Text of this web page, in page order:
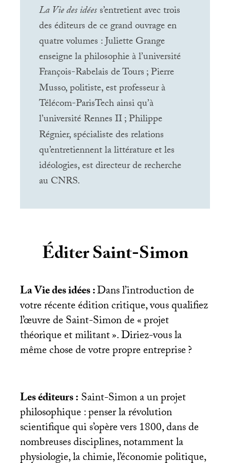
La Vie des idéess’entretient avec trois
des éditeurs de ce grand ouvrage en
quatre volumes : Juliette Grange
enseigne la philosophie à l’université
François-Rabelais de Tours; Pierre
Musso, politiste, est professeur à
Télécom-ParisTech ainsi qu’à
l’université RennesII; Philippe
Régnier, spécialiste des relations
qu’entretiennent la littérature et les
idéologies, est directeur de recherche
au CNRS.
Éditer Saint-Simon
La Vie des idées :Dans l’introduction de
votre récente édition critique, vous qualifiez
l’œuvre de Saint-Simon de «projet
théorique et militant». Diriez-vous la
même chose de votre propre entreprise?
Les éditeurs :Saint-Simon a un projet
philosophique : penser la révolution
scientifique qui s’opère vers 1800, dans de
nombreuses disciplines, notamment la
physiologie, la chimie, l’économie politique,